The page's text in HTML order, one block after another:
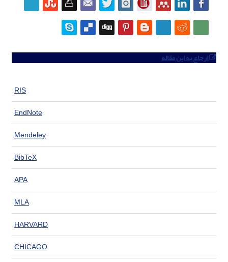
ارجاع به این مقاله
RIS
EndNote
Mendeley
BibTeX
APA
MLA
HARVARD
CHICAGO